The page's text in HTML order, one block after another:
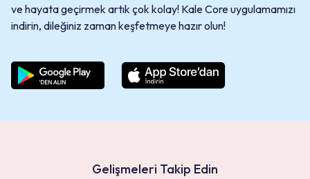
ve hayata geçirmek artık çok kolay! Kale Core uygulamamızı
indirin, dileğiniz zaman keşfetmeye hazır olun!
Gelişmeleri Takip Edin